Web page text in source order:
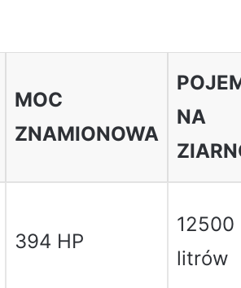
MOC
ZNAMIONOWA
NA
394 HP
12500
litrów